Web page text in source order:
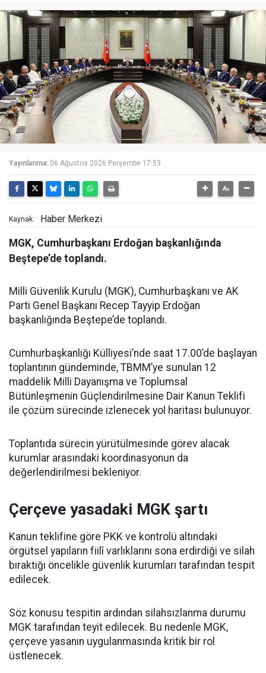
Yayınlanma: 06 Ağustos 2026 Perşembe 17:53
Kaynak: Haber Merkezi
MGK, Cumhurbaşkanı Erdoğan başkanlığında
Beştepe’de toplandı.
Milli Güvenlik Kurulu (MGK), Cumhurbaşkanı ve AK
Parti Genel Başkanı Recep Tayyip Erdoğan
başkanlığında Beştepe’de toplandı.
Cumhurbaşkanlığı Külliyesi’nde saat 17.00’de başlayan
toplantının gündeminde, TBMM’ye sunulan 12
maddelik Milli Dayanışma ve Toplumsal
Bütünleşmenin Güçlendirilmesine Dair Kanun Teklifi
ile çözüm sürecinde izlenecek yol haritası bulunuyor.
Toplantıda sürecin yürütülmesinde görev alacak
kurumlar arasındaki koordinasyonun da
değerlendirilmesi bekleniyor.
Çerçeve yasadaki MGK şartı
Kanun teklifine göre PKK ve kontrolü altındaki
örgütsel yapıların fiilî varlıklarını sona erdirdiği ve silah
bıraktığı öncelikle güvenlik kurumları tarafından tespit
edilecek.
Söz konusu tespitin ardından silahsızlanma durumu
MGK tarafından teyit edilecek. Bu nedenle MGK,
çerçeve yasanın uygulanmasında kritik bir rol
üstlenecek.